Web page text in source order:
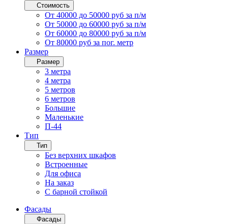
Стоимость
От 40000 до 50000 руб за п/м
От 50000 до 60000 руб за п/м
От 60000 до 80000 руб за п/м
От 80000 руб за пог. метр
Размер
Размер
3 метра
4 метра
5 метров
6 метров
Большие
Маленькие
П-44
Тип
Тип
Без верхних шкафов
Встроенные
Для офиса
На заказ
С барной стойкой
Фасады
Фасады